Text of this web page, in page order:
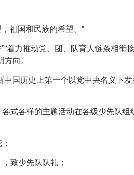
祖国和民族的希望。”
着力推动党、团、队育人链条相衔
向。
国历史上第一个以党中央名义下发
式各样的主题活动在各级少先队组
致少先队队礼；